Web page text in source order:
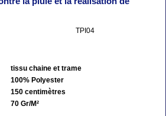
TPI04
tissu chaine et trame
100% Polyester
150 centimètres
70 Gr/M²